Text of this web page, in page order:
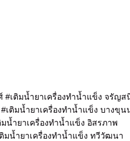
#เติมน้ำยาเครื่องทำน้ำแข็ง จรัญส
เติมน้ำยาเครื่องทำน้ำแข็ง บางขุ
น้ำยาเครื่องทำน้ำแข็ง อิสรภาพ
มน้ำยาเครื่องทำน้ำแข็ง ทวีวัฒนา